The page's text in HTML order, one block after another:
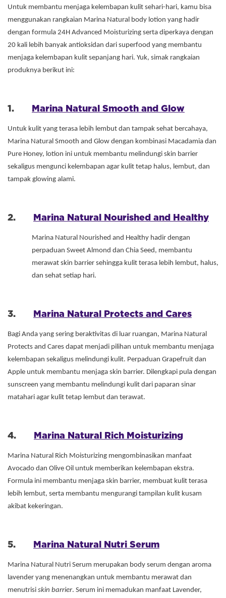
Untuk membantu menjaga kelembapan kulit sehari-hari, kamu bisa
menggunakan rangkaian Marina Natural body lotion yang hadir
dengan formula 24H Advanced Moisturizing serta diperkaya dengan
20 kali lebih banyak antioksidan dari superfood yang membantu
menjaga kelembapan kulit sepanjang hari. Yuk, simak rangkaian
produknya berikut ini:
1. Marina Natural Smooth and Glow
Untuk kulit yang terasa lebih lembut dan tampak sehat bercahaya,
Marina Natural Smooth and Glow dengan kombinasi Macadamia dan
Pure Honey, lotion ini untuk membantu melindungi skin barrier
sekaligus mengunci kelembapan agar kulit tetap halus, lembut, dan
tampak glowing alami.
2. Marina Natural Nourished and Healthy
Marina Natural Nourished and Healthy hadir dengan
perpaduan Sweet Almond dan Chia Seed, membantu
merawat skin barrier sehingga kulit terasa lebih lembut, halus,
dan sehat setiap hari.
3. Marina Natural Protects and Cares
Bagi Anda yang sering beraktivitas di luar ruangan, Marina Natural
Protects and Cares dapat menjadi pilihan untuk membantu menjaga
kelembapan sekaligus melindungi kulit. Perpaduan Grapefruit dan
Apple untuk membantu menjaga skin barrier. Dilengkapi pula dengan
sunscreen yang membantu melindungi kulit dari paparan sinar
matahari agar kulit tetap lembut dan terawat.
4. Marina Natural Rich Moisturizing
Marina Natural Rich Moisturizing mengombinasikan manfaat
Avocado dan Olive Oil untuk memberikan kelembapan ekstra.
Formula ini membantu menjaga skin barrier, membuat kulit terasa
lebih lembut, serta membantu mengurangi tampilan kulit kusam
akibat kekeringan.
5. Marina Natural Nutri Serum
Marina Natural Nutri Serum merupakan body serum dengan aroma
lavender yang menenangkan untuk membantu merawat dan
menutrisi skin barrier. Serum ini memadukan manfaat Lavender,